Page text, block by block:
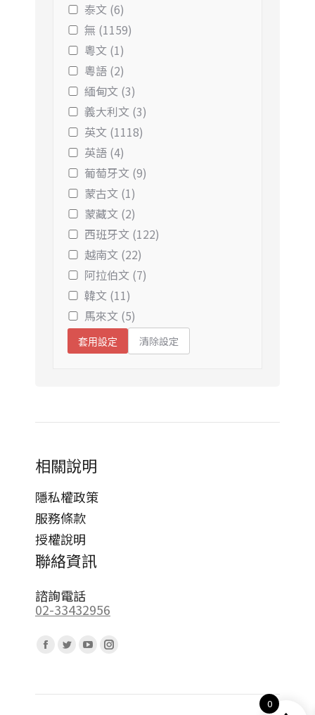
泰文 (6)
無 (1159)
粵文 (1)
粵語 (2)
緬甸文 (3)
義大利文 (3)
英文 (1118)
英語 (4)
葡萄牙文 (9)
蒙古文 (1)
蒙藏文 (2)
西班牙文 (122)
越南文 (22)
阿拉伯文 (7)
韓文 (11)
馬來文 (5)
套用設定 清除設定
相關說明
隱私權政策
服務條款
授權說明
聯絡資訊
諮詢電話
02-33432956
Facebook
opens
Twitter
opens
YouTube
opens
Instagram
opens
0